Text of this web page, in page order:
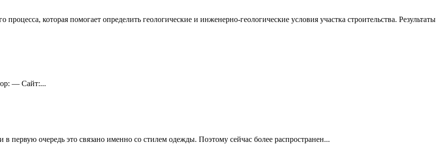
которая помогает определить геологические и инженерно-геологические условия участка строительства. Результаты
— Сайт:...
первую очередь это связано именно со стилем одежды. Поэтому сейчас более распространен...